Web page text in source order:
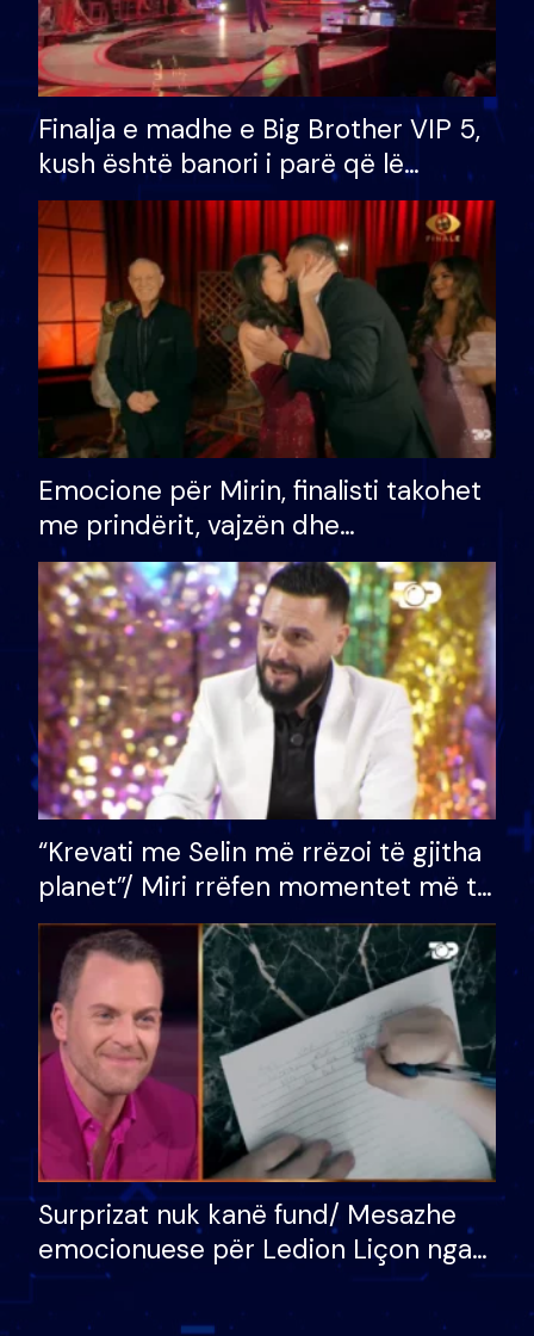
Finalja e madhe e Big Brother VIP 5,
kush është banori i parë që lë
shtëpinë dhe humb mundësinë për
të fituar çmimin e madh
Emocione për Mirin, finalisti takohet
me prindërit, vajzën dhe
bashkëshorten: S’kemi ndonjë letër
divorci apo jo?
“Krevati me Selin më rrëzoi të gjitha
planet”/ Miri rrëfen momentet më të
bukura në shtëpinë e BB VIP: Do më
mungojë zilja e mëngjesit kur…
Surprizat nuk kanë fund/ Mesazhe
emocionuese për Ledion Liçon nga
nëna dhe fëmijët e tij, moderatori
nuk i mban dot lotët: Nuk meritoj…